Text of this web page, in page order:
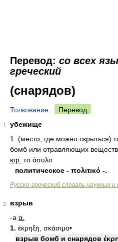
Перевод: со всех
греческий
(снарядов)
Толкование Перевод
1
убежище
1. (место, где можно скрыться)
бомб или отравляющих веществ)
юр. το άσυλο
политическое - πολιτικό -.
Русско-греческий словарь научных
2
взрыв
-а α.
1. έκρηξη, σκάσιμο•
взрыв бомб и снарядов